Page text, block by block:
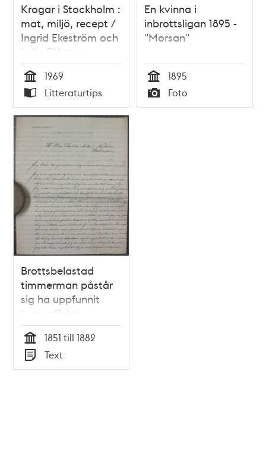
Krogar i Stockholm :
mat, miljö, recept /
Ingrid Ekeström och
Leila Fåhræus
Tid
1969
Typ
Litteraturtips
En kvinna i
inbrottsligan 1895 -
"Morsan"
Tid
1895
Typ
Foto
Brottsbelastad
timmerman påstår
sig ha uppfunnit
hypereffektiv
ångmaskin - brev till
Dr Nyström 1882
Tid
1851 till 1882
Typ
Text